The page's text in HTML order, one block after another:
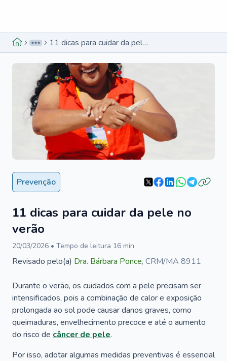
11 dicas para cuidar da pele no verão
Prevenção
11 dicas para cuidar da pele no
verão
20/03/2026 • Tempo de leitura 16 min
Revisado pelo(a) Dra. Bárbara Ponce, CRM/MA 8911
Durante o verão, os cuidados com a pele precisam ser
intensificados, pois a combinação de calor e exposição
prolongada ao sol pode causar danos graves, como
queimaduras, envelhecimento precoce e até o aumento
do risco de câncer de pele.
Por isso, adotar algumas medidas preventivas é essencial